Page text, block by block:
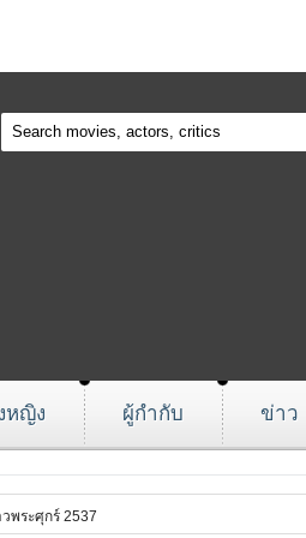
หญิง ผู้กำกับ ข่าว
พระศุกร์ 2537